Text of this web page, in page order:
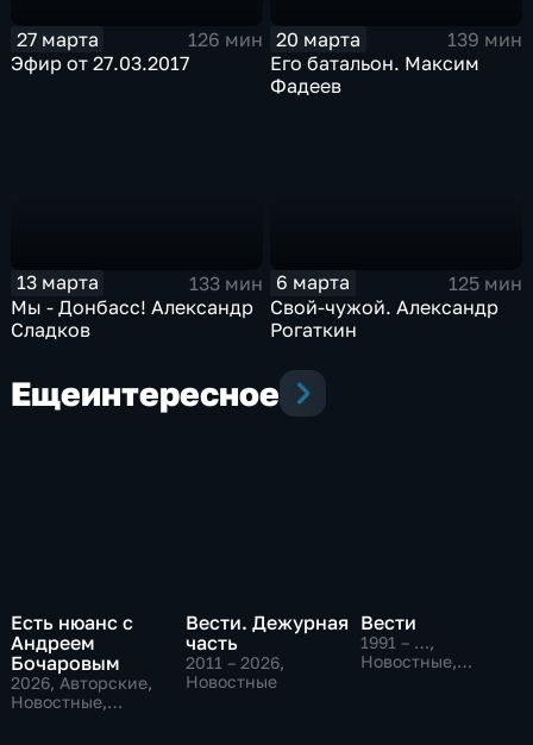
27 марта
126 мин
Эфир от 27.03.2017
20 марта
139 мин
Его батальон. Максим
Фадеев
13 марта
133 мин
Мы - Донбасс! Александр
Сладков
6 марта
125 мин
Свой-чужой. Александр
Рогаткин
Ещеинтересное
Есть нюанс с
Андреем
Бочаровым
2026, Авторские,
Новостные,
Вести. Дежурная
часть
2011 – 2026,
Новостные
Вести
1991 – …,
Новостные,